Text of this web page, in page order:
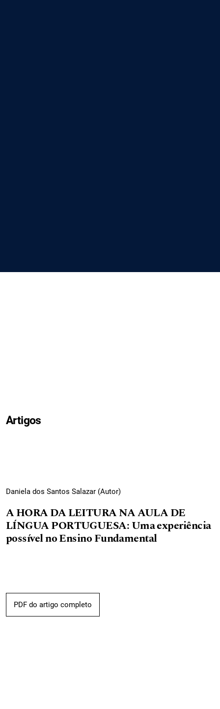
Artigos
Daniela dos Santos Salazar (Autor)
A HORA DA LEITURA NA AULA DE
LÍNGUA PORTUGUESA: Uma experiência
possível no Ensino Fundamental
PDF do artigo completo